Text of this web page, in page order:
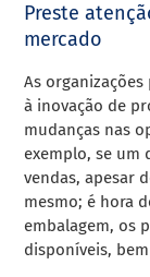
Preste
mercado
As
à inovação de
mudanças nas
exemplo, se
vendas, apesar
mesmo; é hora
embalagem, os
disponíveis,